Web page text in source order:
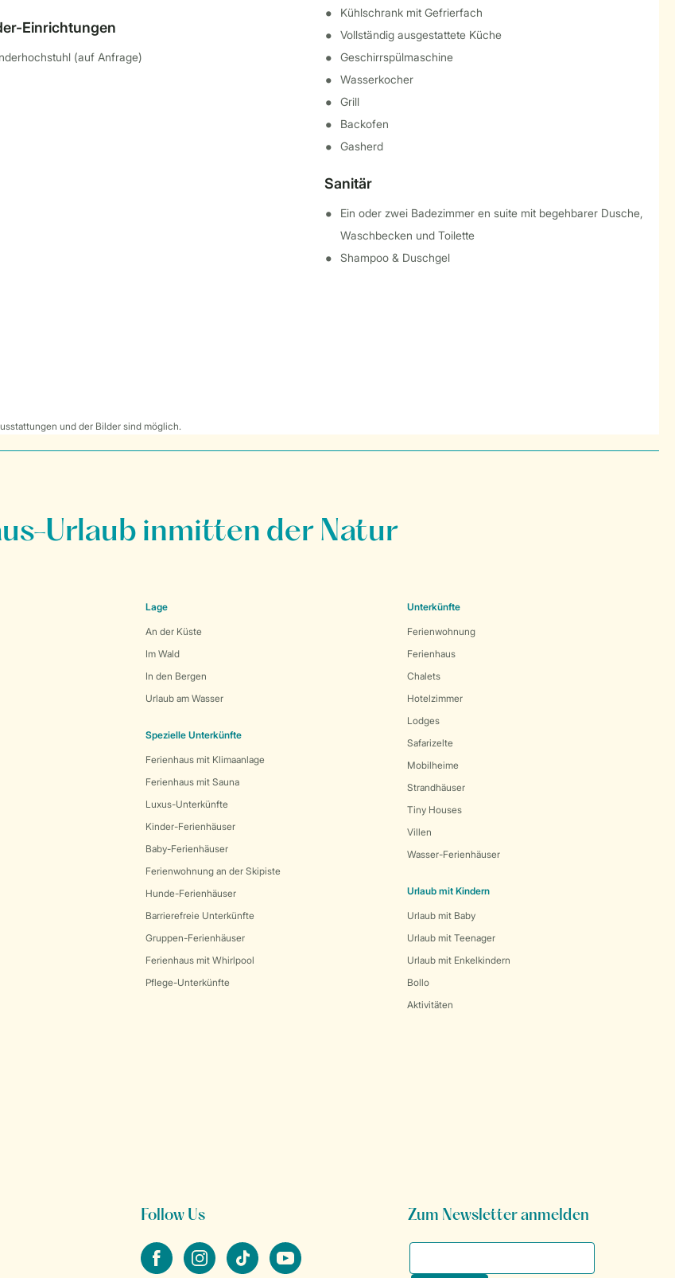
Einrichtungen
(auf Anfrage)
Kühlschrank mit Gefrierfach
Vollständig ausgestattete Küche
Geschirrspülmaschine
Wasserkocher
Grill
Backofen
Gasherd
Sanitär
Ein oder zwei Badezimmer en suite mit begehbarer Dusche,
Waschbecken und Toilette
Shampoo & Duschgel
und der Bilder sind möglich.
Urlaub inmitten der Natur
Lage
An der Küste
Im Wald
In den Bergen
Urlaub am Wasser
Spezielle Unterkünfte
Ferienhaus mit Klimaanlage
Ferienhaus mit Sauna
Luxus-Unterkünfte
Kinder-Ferienhäuser
Baby-Ferienhäuser
Ferienwohnung an der Skipiste
Hunde-Ferienhäuser
Barrierefreie Unterkünfte
Gruppen-Ferienhäuser
Ferienhaus mit Whirlpool
Pflege-Unterkünfte
Unterkünfte
Ferienwohnung
Ferienhaus
Chalets
Hotelzimmer
Lodges
Safarizelte
Mobilheime
Strandhäuser
Tiny Houses
Villen
Wasser-Ferienhäuser
Urlaub mit Kindern
Urlaub mit Baby
Urlaub mit Teenager
Urlaub mit Enkelkindern
Bollo
Aktivitäten
Follow Us
facebookinstagramtiktok youtube
Zum Newsletter anmelden